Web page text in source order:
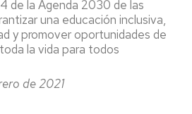
de la Agenda 2030 de las
una educación inclusiva,
y promover oportunidades de
la vida para todos
de 2021